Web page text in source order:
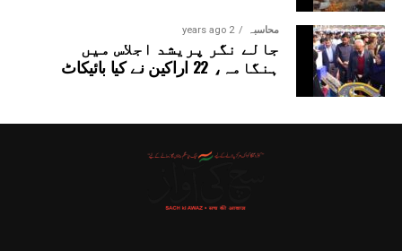
محاسبہ 2 years ago
جالے نگر پریشد اجلاس میں
ہنگامہ، 22 اراکین نے کیا بائیکاٹ